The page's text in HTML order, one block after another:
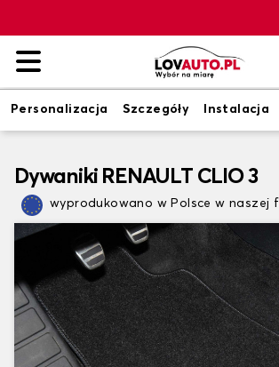
Personalizacja Szczegóły Instalacja
Dywaniki RENAULT CLIO 3
wyprodukowano w Polsce w naszej